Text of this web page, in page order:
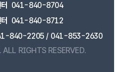
041-840-8704
041-840-8712
840-2205 / 041-853-2630
ALL RIGHTS RESERVED.